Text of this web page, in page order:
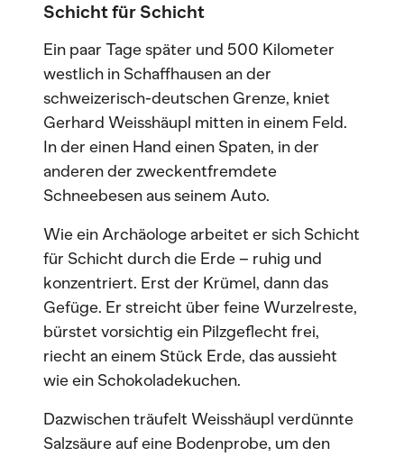
Schicht für Schicht
Ein paar Tage später und 500 Kilometer
westlich in Schaffhausen an der
schweizerisch-deutschen Grenze, kniet
Gerhard Weisshäupl mitten in einem Feld.
In der einen Hand einen Spaten, in der
anderen der zweckentfremdete
Schneebesen aus seinem Auto.
Wie ein Archäologe arbeitet er sich Schicht
für Schicht durch die Erde – ruhig und
konzentriert. Erst der Krümel, dann das
Gefüge. Er streicht über feine Wurzelreste,
bürstet vorsichtig ein Pilzgeflecht frei,
riecht an einem Stück Erde, das aussieht
wie ein Schokoladekuchen.
Dazwischen träufelt Weisshäupl verdünnte
Salzsäure auf eine Bodenprobe, um den